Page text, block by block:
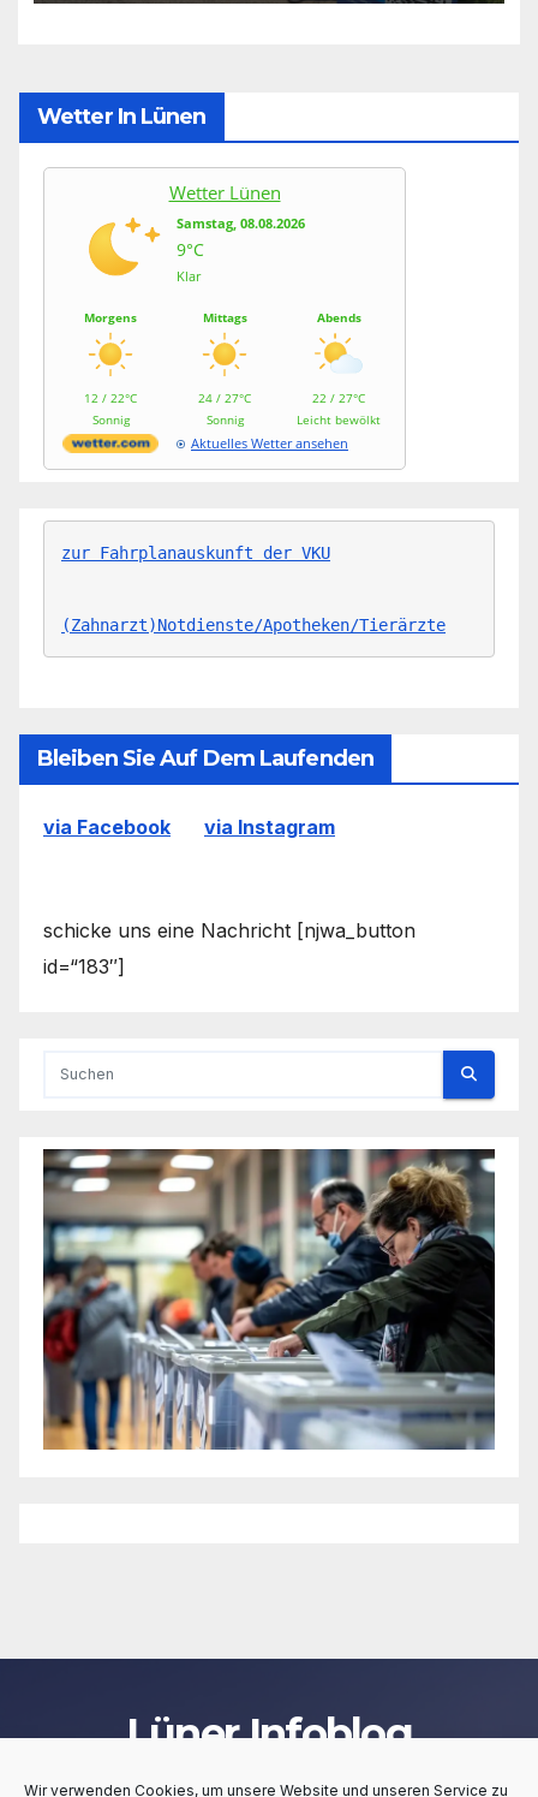
Wir verwenden Cookies, um unsere Website und unseren Service zu
Wetter In Lünen
Wetter Lünen
Samstag, 08.08.2026
9°C
Klar
Morgens
12 / 22°C
Sonnig
Mittags
24 / 27°C
Sonnig
Abends
22 / 27°C
Leicht bewölkt
Aktuelles Wetter ansehen
zur Fahrplanauskunft der VKU
(Zahnarzt)Notdienste/Apotheken/Tierärzte
Bleiben Sie Auf Dem Laufenden
via Facebook via Instagram
schicke uns eine Nachricht [njwa_button
id=“183″]
Lüner Infoblog